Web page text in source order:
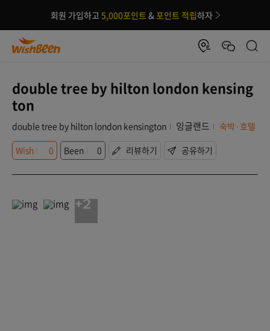
회원 가입하고 5,000포인트 &포인트 적립하자
double tree by hilton london kensing
ton
double tree by hilton london kensington 잉글랜드
숙박·호텔
Wish
0 Been 0 리뷰하기 공유하기
+2